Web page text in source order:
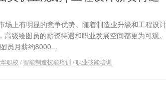
上有明显的竞争优势。随着制造业升级和工程设
级绘图员的薪资待遇和职业发展空间都更为可观
员月薪约8000...
职校 / 智能制造技能培训 /职业技能培训